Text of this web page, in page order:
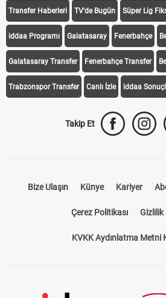
Transfer Haberleri TV'de Bugün Süper Lig
iddaa Programı Galatasaray Fenerbahçe
Galatasaray Transfer Fenerbahçe Transfer
Trabzonspor Transfer Canlı İzle iddaa
Takip Et
Bize Ulaşın Künye Kariyer
Çerez Politikası Gizlilik
KVKK Aydınlatma Metni